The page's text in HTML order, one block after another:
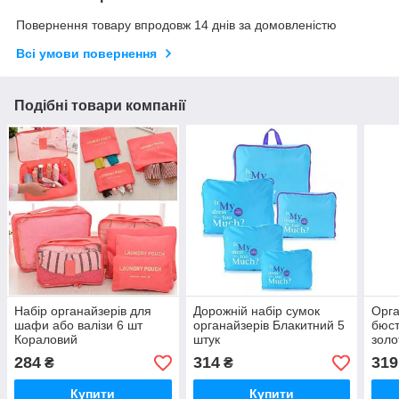
Повернення товару впродовж 14 днів за домовленістю
Всі умови повернення
Подібні товари компанії
Набір органайзерів для
шафи або валізи 6 шт
Кораловий
284 ₴
Купити
Дорожній набір сумок
органайзерів Блакитний 5
штук
314₴
Купити
319